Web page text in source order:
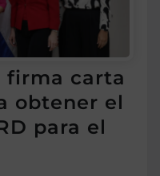
firma carta
obtener el
para el